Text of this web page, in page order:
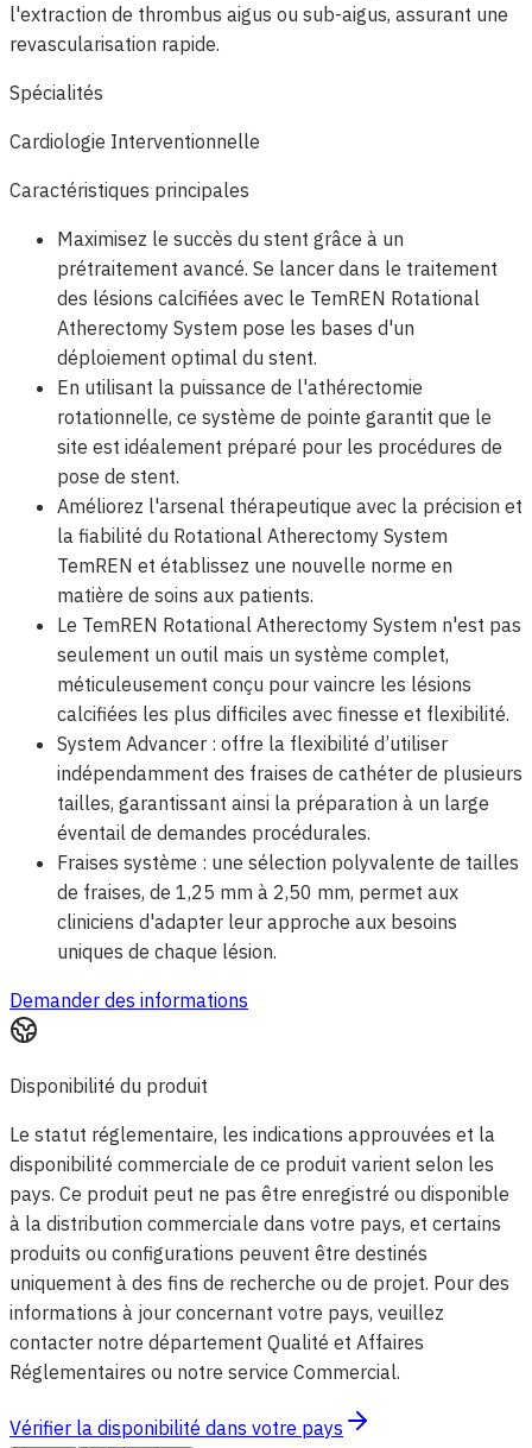
l'extraction de thrombus aigus ou sub-aigus, assurant une
revascularisation rapide.
Spécialités
Cardiologie Interventionnelle
Caractéristiques principales
Maximisez le succès du stent grâce à un
prétraitement avancé. Se lancer dans le traitement
des lésions calcifiées avec le TemREN Rotational
Atherectomy System pose les bases d'un
déploiement optimal du stent.
En utilisant la puissance de l'athérectomie
rotationnelle, ce système de pointe garantit que le
site est idéalement préparé pour les procédures de
pose de stent.
Améliorez l'arsenal thérapeutique avec la précision et
la fiabilité du Rotational Atherectomy System
TemREN et établissez une nouvelle norme en
matière de soins aux patients.
Le TemREN Rotational Atherectomy System n'est pas
seulement un outil mais un système complet,
méticuleusement conçu pour vaincre les lésions
calcifiées les plus difficiles avec finesse et flexibilité.
System Advancer : offre la flexibilité d’utiliser
indépendamment des fraises de cathéter de plusieurs
tailles, garantissant ainsi la préparation à un large
éventail de demandes procédurales.
Fraises système : une sélection polyvalente de tailles
de fraises, de 1,25 mm à 2,50 mm, permet aux
cliniciens d'adapter leur approche aux besoins
uniques de chaque lésion.
Demander des informations
Disponibilité du produit
Le statut réglementaire, les indications approuvées et la
disponibilité commerciale de ce produit varient selon les
pays. Ce produit peut ne pas être enregistré ou disponible
à la distribution commerciale dans votre pays, et certains
produits ou configurations peuvent être destinés
uniquement à des fins de recherche ou de projet. Pour des
informations à jour concernant votre pays, veuillez
contacter notre département Qualité et Affaires
Réglementaires ou notre service Commercial.
Vérifier la disponibilité dans votre pays